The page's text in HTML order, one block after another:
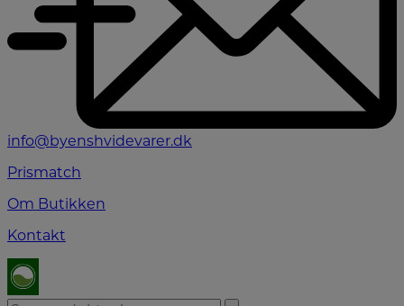
info@byenshvidevarer.dk
Prismatch
Om Butikken
Kontakt